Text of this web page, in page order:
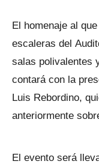
El homenaje al
escaleras del
salas polivalentes
contará con la
Luis Rebordino,
anteriormente
El evento será